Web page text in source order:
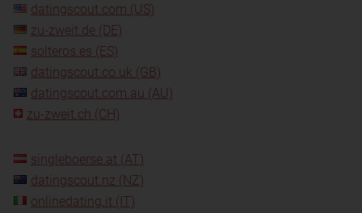
datingscout.com (US)
zu-zweit.de (DE)
solteros.es (ES)
datingscout.co.uk (GB)
datingscout.com.au (AU)
zu-zweit.ch (CH)
singleboerse.at (AT)
datingscout.nz (NZ)
onlinedating.it (IT)